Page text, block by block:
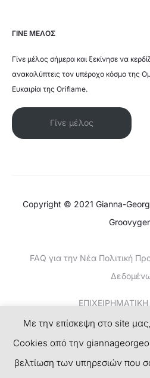
ΓΙΝΕ ΜΕΛΟΣ
Γίνε μέλος σήμερα και ξεκίνησε να
ανακαλύπτεις τον υπέροχο κόσμο της
Ευκαιρία της Oriflame.
Γίνε μέλος
Copyright © 2021 Gianna-
FAQ για την Νέα Πολιτική
ΕΠΙΧΕΙΡΗΜΑΤΙΚΗ
ΚΕΡΔΙΣΤΕ ΧΡΗΜΑΤΑ-ΤΟ
Με την επίσκεψη στο site
Cookies από την
βελτίωση των υπηρεσιών που